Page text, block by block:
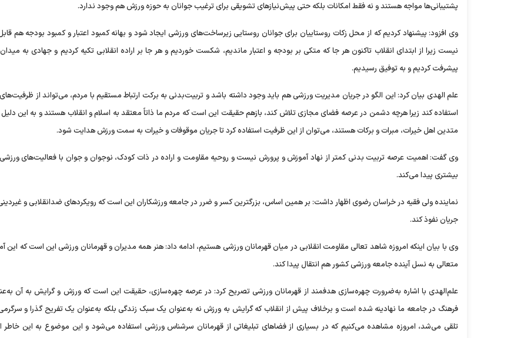
پشتیبانی‌ها مواجه هستند و نه‌ فقط امکانات بلکه حتی پیش‌نیازهای تشویقی برای ترغیب جوانان به حوزه ورزش هم وجود ندارد.
وی افزود: پیشنهاد کردیم که از محل زکات روستاییان برای جوانان روستایی زیرساخت‌های ورزشی ایجاد شود و بهانه کمبود اعتبار و کمبود بودجه هم
نیست زیرا از ابتدای انقلاب تاکنون هر جا که متکی بر بودجه و اعتبار ماندیم، شکست خوردیم و هر جا بر اراده انقلابی تکیه کردیم و جهادی به
پیشرفت کردیم و به توفیق رسیدیم.
علم الهدی بیان کرد: این الگو در جریان مدیریت ورزشی هم باید وجود داشته باشد و تربیت‌بدنی به برکت ارتباط مستقیم با مردم، می‌تواند از
استفاده کند زیرا هرچه دشمن در عرصه فضای مجازی تلاش کند، بازهم حقیقت این است که مردم ما ذاتاً معتقد به اسلام و انقلاب هستند و به این دلیل
متدین اهل خیرات، مبرات و برکات هستند، می‌توان از این ظرفیت استفاده کرد تا جریان موقوفات و خیرات به سمت ورزش هدایت شود.
وی گفت: اهمیت عرصه تربیت بدنی کمتر از نهاد آموزش‌ و پرورش نیست و روحیه مقاومت و اراده در ذات کودک، نوجوان و جوان با فعالیت‌های
بیشتری پیدا می‌کند.
نماینده ولی فقیه در خراسان رضوی اظهار داشت: بر همین اساس، بزرگترین کسر و ضرر در جامعه ورزشکاران این است که رویکردهای ضدانقلابی و
جریان نفوذ کند.
وی با بیان اینکه امروزه شاهد تعالی مقاومت انقلابی در میان قهرمانان ورزشی هستیم، ادامه داد: هنر همه مدیران و قهرمانان ورزشی این است که این
متعالی به نسل آینده جامعه ورزشی کشور هم انتقال پیدا کند.
علم‌الهدی با اشاره به‌ضرورت چهره‌سازی هدفمند از قهرمانان ورزشی تصریح کرد: در عرصه چهره‌سازی، حقیقت این است که ورزش و گرایش به آن
فرهنگ در جامعه ما نهادینه شده است و برخلاف پیش از انقلاب که گرایش به ورزش نه به‌عنوان یک سبک زندگی بلکه به‌عنوان یک تفریح گذرا و
تلقی می‌شد، امروزه مشاهده می‌کنیم که در بسیاری از فضاهای تبلیغاتی از قهرمانان سرشناس ورزشی استفاده می‌شود و این موضوع به این